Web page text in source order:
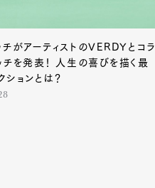
Product
Culture
チがアーティストのVERDYとコラ
チを発表！ 人生の喜びを描く最
ションとは？